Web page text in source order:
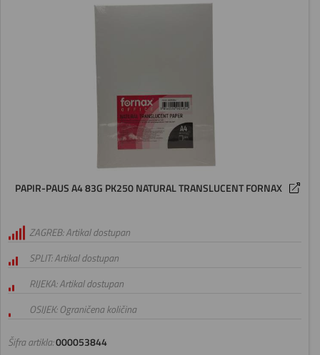
PAPIR-PAUS A4 83G PK250 NATURAL TRANSLUCENT FORNAX
Šifra artikla:000053844
ZAGREB: Artikal dostupan
SPLIT: Artikal dostupan
RIJEKA: Artikal dostupan
OSIJEK: Ograničena količina